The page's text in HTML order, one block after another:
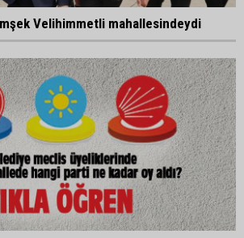
Velihimmetli mahallesindeydi